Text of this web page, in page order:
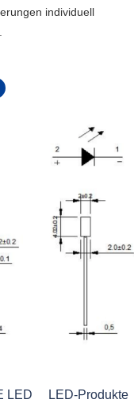
individuell
LED LED-Produkte